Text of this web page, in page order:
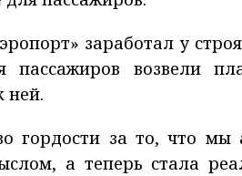
заработал у
возвели
ней.
гордости за то, что
а теперь стала